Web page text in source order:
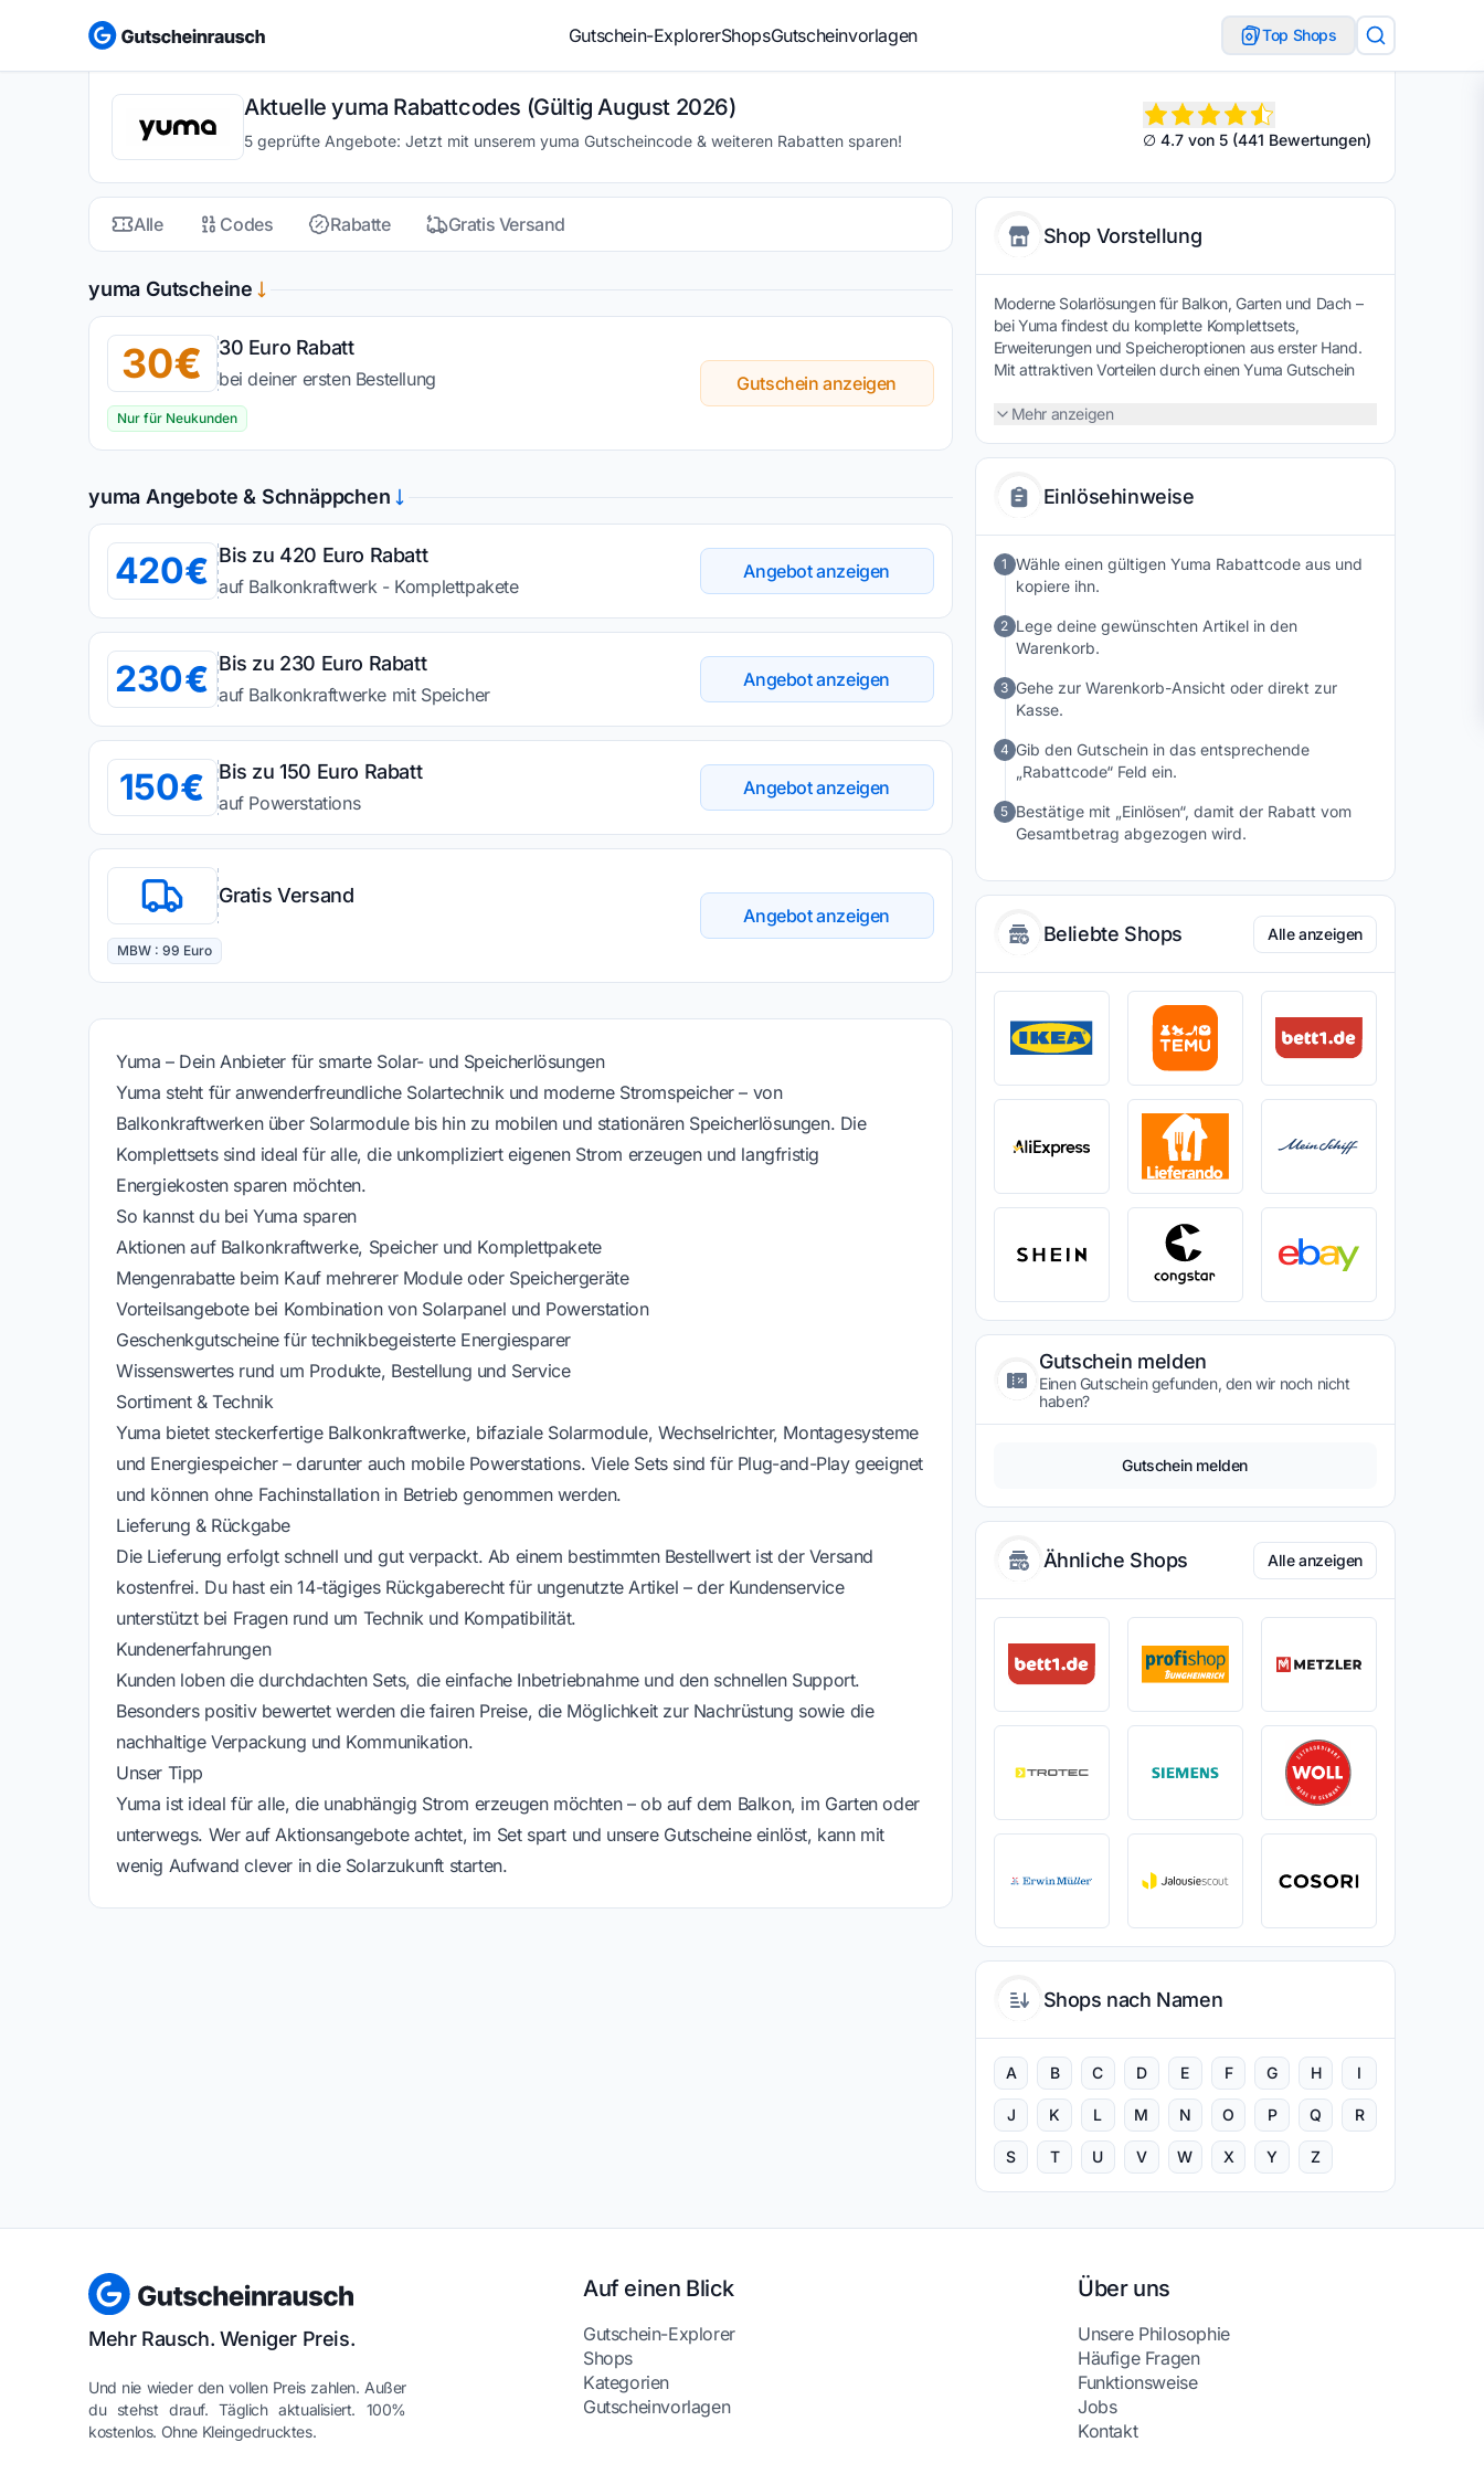
Gutschein-ExplorerShopsGutscheinvorlagen Top Shops
Aktuelle yuma Rabattcodes (Gültig August 2026)
5 geprüfte Angebote: Jetzt mit unserem yuma Gutscheincode & weiteren Rabatten sparen! ∅ 4.7 von 5 (441 Bewertungen)
Alle Codes Rabatte Gratis Versand
yuma Gutscheine
30 30 Euro Rabatt
bei deiner ersten Bestellung
Nur für Neukunden
Gutschein anzeigen
yuma Angebote & Schnäppchen
420 Bis zu 420 Euro Rabatt
auf Balkonkraftwerk - Komplettpakete
Angebot anzeigen
230 Bis zu 230 Euro Rabatt
auf Balkonkraftwerke mit Speicher
Angebot anzeigen
150 Bis zu 150 Euro Rabatt
auf Powerstations
Angebot anzeigen
Gratis Versand
MBW : 99 Euro
Angebot anzeigen
Yuma – Dein Anbieter für smarte Solar- und Speicherlösungen
Yuma steht für anwenderfreundliche Solartechnik und moderne Stromspeicher – von
Balkonkraftwerken über Solarmodule bis hin zu mobilen und stationären Speicherlösungen. Die
Komplettsets sind ideal für alle, die unkompliziert eigenen Strom erzeugen und langfristig
Energiekosten sparen möchten.
So kannst du bei Yuma sparen
Aktionen auf Balkonkraftwerke, Speicher und Komplettpakete
Mengenrabatte beim Kauf mehrerer Module oder Speichergeräte
Vorteilsangebote bei Kombination von Solarpanel und Powerstation
Geschenkgutscheine für technikbegeisterte Energiesparer
Wissenswertes rund um Produkte, Bestellung und Service
Sortiment & Technik
Yuma bietet steckerfertige Balkonkraftwerke, bifaziale Solarmodule, Wechselrichter, Montagesysteme
und Energiespeicher – darunter auch mobile Powerstations. Viele Sets sind für Plug-and-Play geeignet
und können ohne Fachinstallation in Betrieb genommen werden.
Lieferung & Rückgabe
Die Lieferung erfolgt schnell und gut verpackt. Ab einem bestimmten Bestellwert ist der Versand
kostenfrei. Du hast ein 14-tägiges Rückgaberecht für ungenutzte Artikel – der Kundenservice
unterstützt bei Fragen rund um Technik und Kompatibilität.
Kundenerfahrungen
Kunden loben die durchdachten Sets, die einfache Inbetriebnahme und den schnellen Support.
Besonders positiv bewertet werden die fairen Preise, die Möglichkeit zur Nachrüstung sowie die
nachhaltige Verpackung und Kommunikation.
Unser Tipp
Yuma ist ideal für alle, die unabhängig Strom erzeugen möchten – ob auf dem Balkon, im Garten oder
unterwegs. Wer auf Aktionsangebote achtet, im Set spart und unsere Gutscheine einlöst, kann mit
wenig Aufwand clever in die Solarzukunft starten.
Shop Vorstellung
Moderne Solarlösungen für Balkon, Garten und Dach –
bei Yuma findest du komplette Komplettsets,
Erweiterungen und Speicheroptionen aus erster Hand.
Mit attraktiven Vorteilen durch einen Yuma Gutschein
finanzieren. Qualität, Beratung und Nachhaltigkeit
Mehr anzeigen
Einlösehinweise
1 Wähle einen gültigen Yuma Rabattcode aus und
kopiere ihn.
2 Lege deine gewünschten Artikel in den
Warenkorb.
3 Gehe zur Warenkorb-Ansicht oder direkt zur
Kasse.
4 Gib den Gutschein in das entsprechende
„Rabattcode“ Feld ein.
5 Bestätige mit „Einlösen“, damit der Rabatt vom
Gesamtbetrag abgezogen wird.
Beliebte Shops Alle anzeigen
Gutschein melden
Einen Gutschein gefunden, den wir noch nicht
haben?
Gutschein melden
Ähnliche Shops Alle anzeigen
Shops nach Namen
A B C D E F G H I
J K L M N O P Q R
S T U V W X Y Z
Mehr Rausch. Weniger Preis.
Und nie wieder den vollen Preis zahlen. Außer
du stehst drauf. Täglich aktualisiert. 100%
kostenlos. Ohne Kleingedrucktes.
Auf einen Blick
Gutschein-Explorer
Shops
Kategorien
Gutscheinvorlagen
Über uns
Unsere Philosophie
Häufige Fragen
Funktionsweise
Jobs
Kontakt